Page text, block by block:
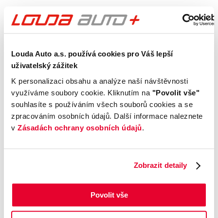
Louda Auto a.s. používá cookies pro Váš lepší
uživatelský zážitek
K personalizaci obsahu a analýze naší návštěvnosti
využíváme soubory cookie. Kliknutím na "Povolit vše"
souhlasíte s používáním všech souborů cookies a se
zpracováním osobních údajů. Další informace naleznete
v Zásadách ochrany osobních údajů.
Zobrazit detaily
Povolit vše
Výbava
Komfort
Multimédia
Bezpečnost a technika
Příplatková výbava
informativní charakter. Tato indikativní nabídka
občanského zákoníku, ani se nejedná o veřejný